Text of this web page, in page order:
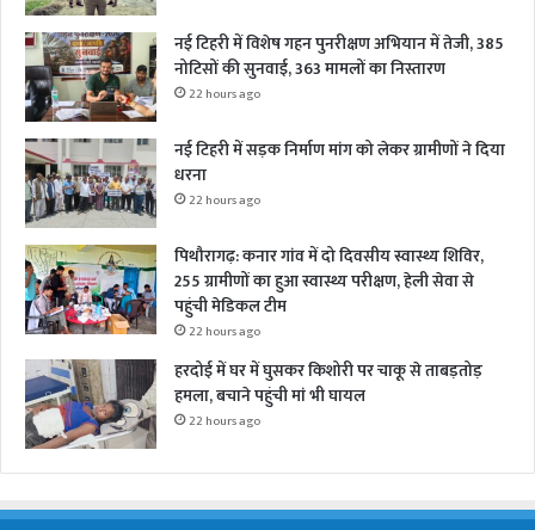
नई टिहरी में विशेष गहन पुनरीक्षण अभियान में तेजी, 385
नोटिसों की सुनवाई, 363 मामलों का निस्तारण
22 hours ago
नई टिहरी में सड़क निर्माण मांग को लेकर ग्रामीणों ने दिया
धरना
22 hours ago
पिथौरागढ़: कनार गांव में दो दिवसीय स्वास्थ्य शिविर,
255 ग्रामीणों का हुआ स्वास्थ्य परीक्षण, हेली सेवा से
पहुंची मेडिकल टीम
22 hours ago
हरदोई में घर में घुसकर किशोरी पर चाकू से ताबड़तोड़
हमला, बचाने पहुंची मां भी घायल
22 hours ago